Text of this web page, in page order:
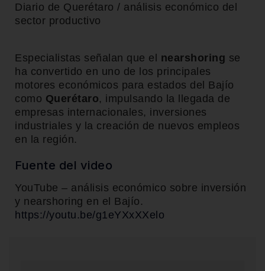
Diario de Querétaro / análisis económico del
sector productivo
Especialistas señalan que el nearshoring se
ha convertido en uno de los principales
motores económicos para estados del Bajío
como Querétaro, impulsando la llegada de
empresas internacionales, inversiones
industriales y la creación de nuevos empleos
en la región.
Fuente del video
YouTube – análisis económico sobre inversión
y nearshoring en el Bajío.
https://youtu.be/g1eYXxXXelo